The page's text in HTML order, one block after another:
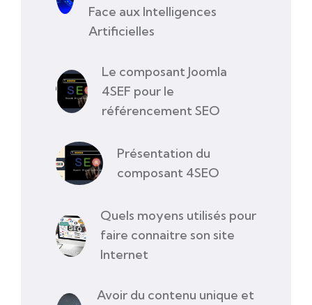
Face aux Intelligences
Artificielles
Le composant Joomla
4SEF pour le
référencement SEO
Présentation du
composant 4SEO
Quels moyens utilisés pour
faire connaitre son site
Internet
Avoir du contenu unique et